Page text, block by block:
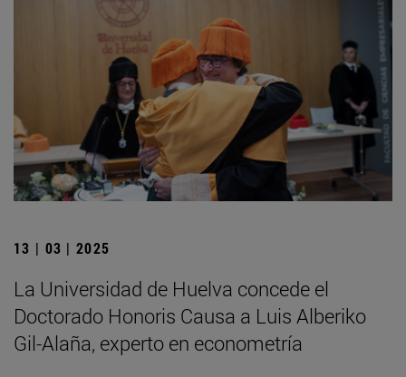
13 | 03 | 2025
La Universidad de Huelva concede el
Doctorado Honoris Causa a Luis Alberiko
Gil-Alaña, experto en econometría